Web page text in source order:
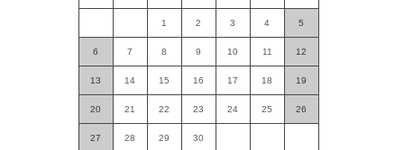
1 2 3 4 5
6 7 8 9 10 11 12
13 14 15 16 17 18 19
20 21 22 23 24 25 26
27 28 29 30